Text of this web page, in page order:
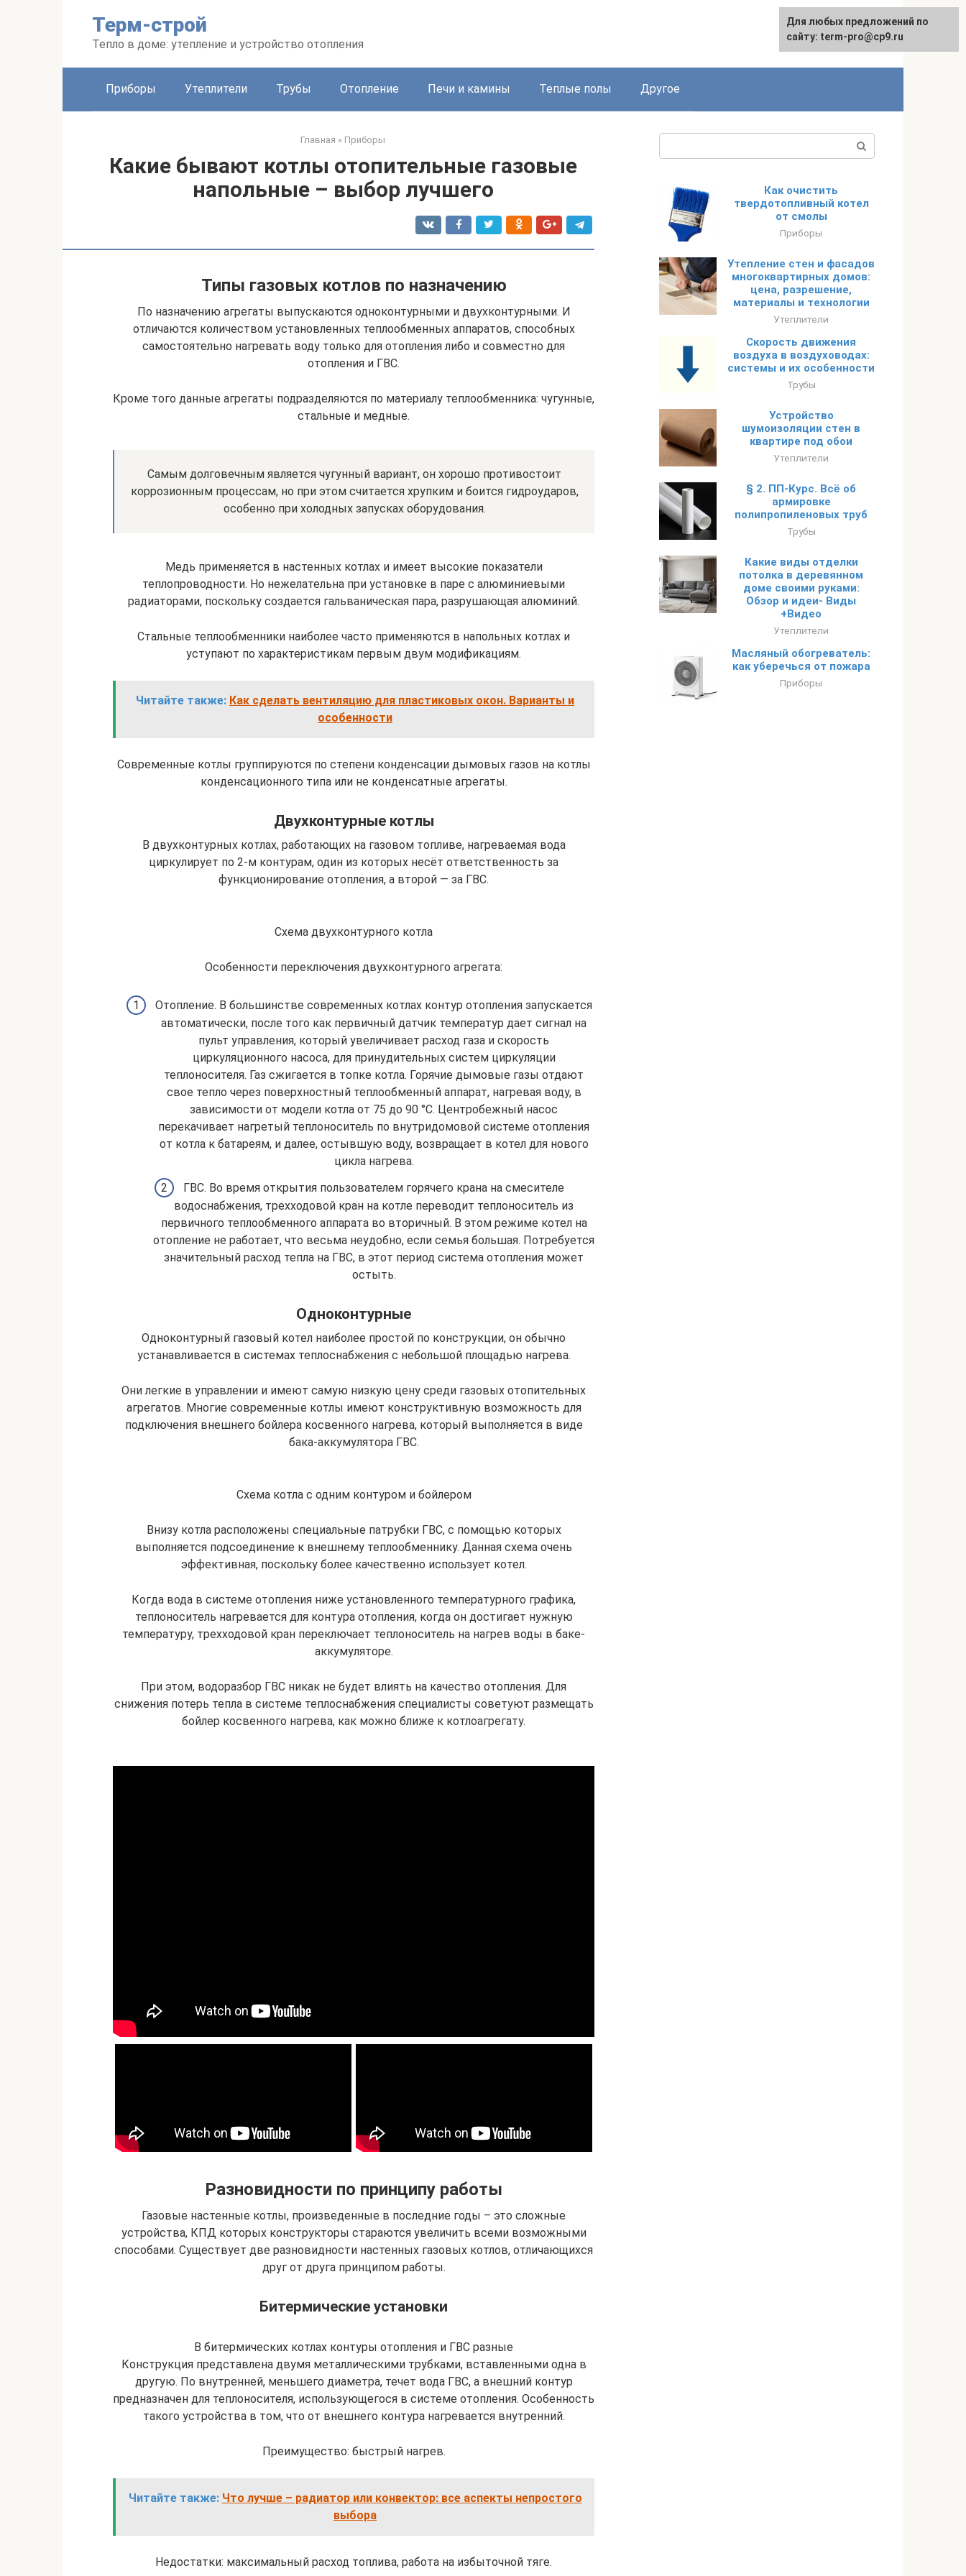
Терм-строй
Тепло в доме: утепление и устройство отопления
English
Приборы Утеплители Трубы Отопление Печи и камины Теплые полы Другое
Главная » Приборы
Какие бывают котлы отопительные газовые
напольные – выбор лучшего
Типы газовых котлов по назначению
По назначению агрегаты выпускаются одноконтурными и двухконтурными. И
отличаются количеством установленных теплообменных аппаратов, способных
самостоятельно нагревать воду только для отопления либо и совместно для
отопления и ГВС.
Кроме того данные агрегаты подразделяются по материалу теплообменника: чугунные,
стальные и медные.
Самым долговечным является чугунный вариант, он хорошо противостоит
коррозионным процессам, но при этом считается хрупким и боится гидроударов,
особенно при холодных запусках оборудования.
Медь применяется в настенных котлах и имеет высокие показатели
теплопроводности. Но нежелательна при установке в паре с алюминиевыми
радиаторами, поскольку создается гальваническая пара, разрушающая алюминий.
Стальные теплообменники наиболее часто применяются в напольных котлах и
уступают по характеристикам первым двум модификациям.
Читайте также: Как сделать вентиляцию для пластиковых окон. Варианты и
особенности
Современные котлы группируются по степени конденсации дымовых газов на котлы
конденсационного типа или не конденсатные агрегаты.
Двухконтурные котлы
В двухконтурных котлах, работающих на газовом топливе, нагреваемая вода
циркулирует по 2-м контурам, один из которых несёт ответственность за
функционирование отопления, а второй — за ГВС.
Схема двухконтурного котла
Особенности переключения двухконтурного агрегата:
Отопление. В большинстве современных котлах контур отопления запускается
автоматически, после того как первичный датчик температур дает сигнал на
пульт управления, который увеличивает расход газа и скорость
циркуляционного насоса, для принудительных систем циркуляции
теплоносителя. Газ сжигается в топке котла. Горячие дымовые газы отдают
свое тепло через поверхностный теплообменный аппарат, нагревая воду, в
зависимости от модели котла от 75 до 90 °С. Центробежный насос
перекачивает нагретый теплоноситель по внутридомовой системе отопления
от котла к батареям, и далее, остывшую воду, возвращает в котел для нового
цикла нагрева.
ГВС. Во время открытия пользователем горячего крана на смесителе
водоснабжения, трехходовой кран на котле переводит теплоноситель из
первичного теплообменного аппарата во вторичный. В этом режиме котел на
отопление не работает, что весьма неудобно, если семья большая. Потребуется
значительный расход тепла на ГВС, в этот период система отопления может
остыть.
Одноконтурные
Одноконтурный газовый котел наиболее простой по конструкции, он обычно
устанавливается в системах теплоснабжения с небольшой площадью нагрева.
Они легкие в управлении и имеют самую низкую цену среди газовых отопительных
агрегатов. Многие современные котлы имеют конструктивную возможность для
подключения внешнего бойлера косвенного нагрева, который выполняется в виде
бака-аккумулятора ГВС.
Схема котла с одним контуром и бойлером
Внизу котла расположены специальные патрубки ГВС, с помощью которых
выполняется подсоединение к внешнему теплообменнику. Данная схема очень
эффективная, поскольку более качественно использует котел.
Когда вода в системе отопления ниже установленного температурного графика,
теплоноситель нагревается для контура отопления, когда он достигает нужную
температуру, трехходовой кран переключает теплоноситель на нагрев воды в баке-
аккумуляторе.
При этом, водоразбор ГВС никак не будет влиять на качество отопления. Для
снижения потерь тепла в системе теплоснабжения специалисты советуют размещать
бойлер косвенного нагрева, как можно ближе к котлоагрегату.
Разновидности по принципу работы
Газовые настенные котлы, произведенные в последние годы – это сложные
устройства, КПД которых конструкторы стараются увеличить всеми возможными
способами. Существует две разновидности настенных газовых котлов, отличающихся
друг от друга принципом работы.
Битермические установки
В битермических котлах контуры отопления и ГВС разные
Конструкция представлена двумя металлическими трубками, вставленными одна в
другую. По внутренней, меньшего диаметра, течет вода ГВС, а внешний контур
предназначен для теплоносителя, использующегося в системе отопления. Особенность
такого устройства в том, что от внешнего контура нагревается внутренний.
Преимущество: быстрый нагрев.
Читайте также: Что лучше – радиатор или конвектор: все аспекты непростого
выбора
Недостатки: максимальный расход топлива, работа на избыточной тяге.
Как очистить
твердотопливный котел
от смолы
Приборы
Утепление стен и фасадов
многоквартирных домов:
цена, разрешение,
материалы и технологии
Утеплители
Скорость движения
воздуха в воздуховодах:
системы и их особенности
Трубы
Устройство
шумоизоляции стен в
квартире под обои
Утеплители
§ 2. ПП-Курс. Всё об
армировке
полипропиленовых труб
Трубы
Какие виды отделки
потолка в деревянном
доме своими руками:
Обзор и идеи- Виды
+Видео
Утеплители
Масляный обогреватель:
как уберечься от пожара
Приборы
Для любых предложений по
сайту: term-pro@cp9.ru